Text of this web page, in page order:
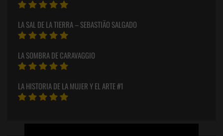
LA SAL DE LA TIERRA – SEBASTIÃO SALGADO
LA SOMBRA DE CARAVAGGIO
LA HISTORIA DE LA MUJER Y EL ARTE #1